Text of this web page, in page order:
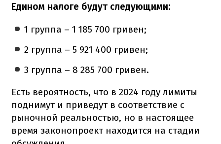
Едином налоге будут следующими:
1 группа – 1 185 700 гривен;
2 группа – 5 921 400 гривен;
3 группа – 8 285 700 гривен.
Есть вероятность, что в 2024 году лимиты
поднимут и приведут в соответствие с
рыночной реальностью, но в настоящее
время законопроект находится на стадии